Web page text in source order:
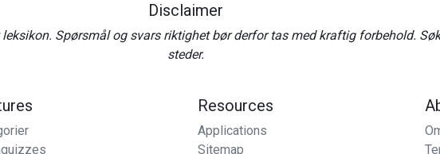
Disclaimer
Spørsmål og svars riktighet bør derfor tas med kraftig forbehold.
steder.
Resources
Applications
Sitemap